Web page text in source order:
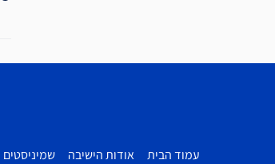
עמוד הבית אודות הישיבה שמיניסטים